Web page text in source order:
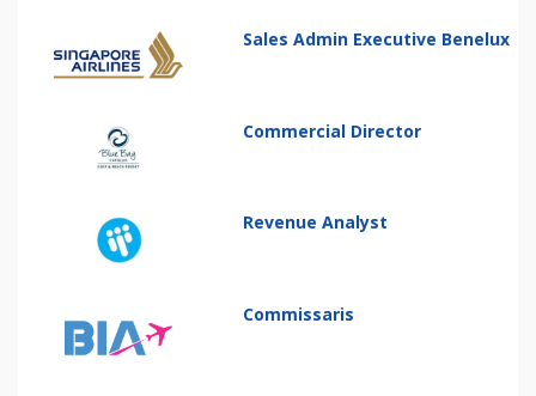
Sales Admin Executive Benelux
Commercial Director
Revenue Analyst
Commissaris